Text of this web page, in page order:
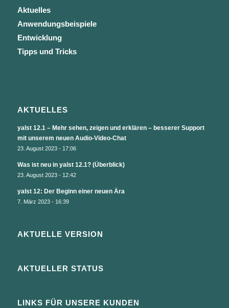
Aktuelles
Anwendungsbeispiele
Entwicklung
Tipps und Tricks
AKTUELLES
yalst 12.1 – Mehr sehen, zeigen und erklären – besserer Support
mit unserem neuen Audio-Video-Chat
23. August 2023 - 17:06
Was ist neu in yalst 12.1? (Überblick)
23. August 2023 - 12:42
yalst 12: Der Beginn einer neuen Ära
7. März 2023 - 16:39
AKTUELLE VERSION
AKTUELLER STATUS
LINKS FÜR UNSERE KUNDEN